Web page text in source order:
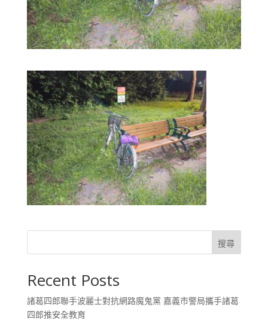
搜尋
Recent Posts
諸葛四郎聯手波麗士對抗網路魔鬼黨 嘉義市警局攜手諸葛
四郎推安全教育